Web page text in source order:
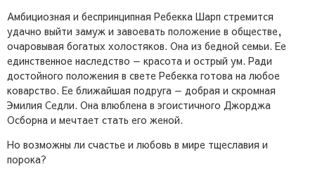
Амбициозная и беспринципная Ребекка Шарп стремится
удачно выйти замуж и завоевать положение в обществе,
очаровывая богатых холостяков. Она из бедной семьи. Ее
единственное наследство — красота и острый ум. Ради
достойного положения в свете Ребекка готова на любое
коварство. Ее ближайшая подруга — добрая и скромная
Эмилия Седли. Она влюблена в эгоистичного Джорджа
Осборна и мечтает стать его женой.
Но возможны ли счастье и любовь в мире тщеславия и
порока?